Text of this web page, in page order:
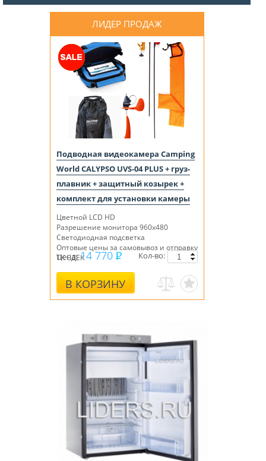
ЛИДЕР ПРОДАЖ
Подводная видеокамера Camping
World CALYPSO UVS-04 PLUS + груз-
плавник + защитный козырек +
комплект для установки камеры
Цветной LCD HD
Разрешение монитора 960х480
Светодиодная подсветка
Оптовые цены за самовывоз и отправку
ТК СДЕК
Цена: 14 770
В КОРЗИНУ
Кол-во: